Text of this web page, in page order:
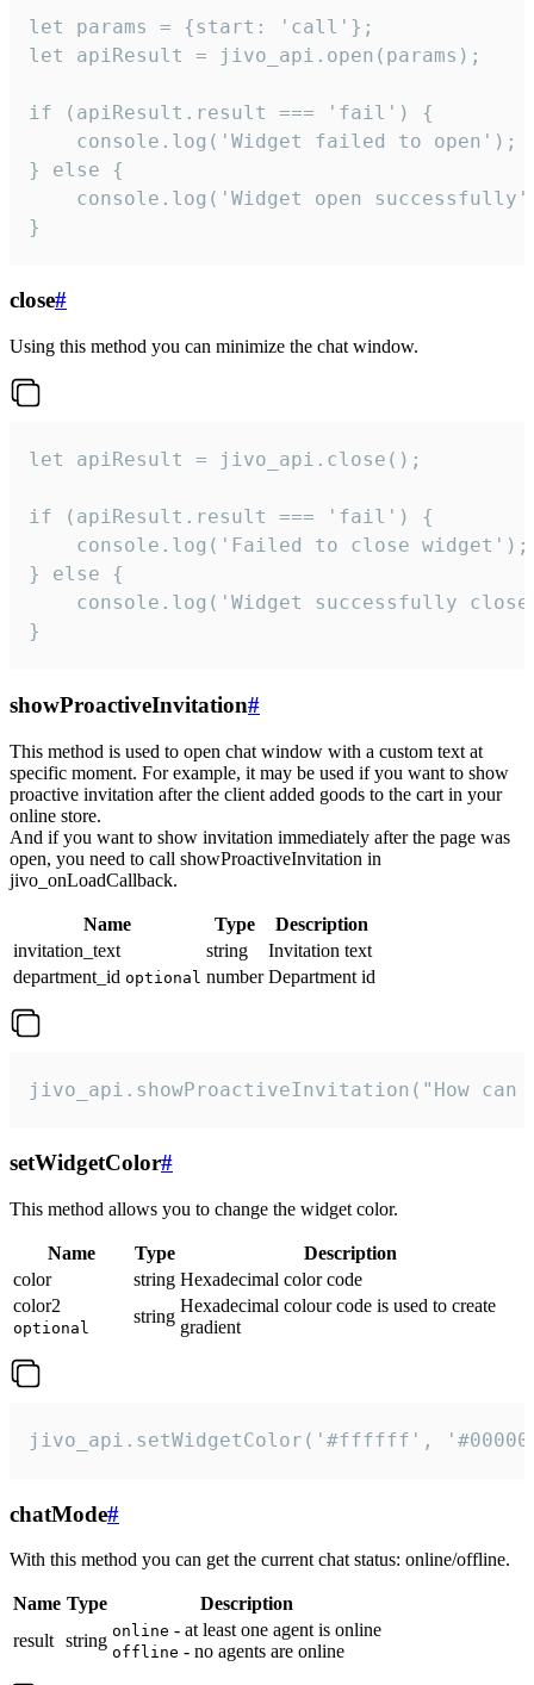
let params = {start: 'call'};
let apiResult = jivo_api.open(params);
if (apiResult.result === 'fail') {
    console.log('Widget failed to open');
} else {
console.log('Widget open
}
close#
Using this method you can minimize the chat window.
let apiResult = jivo_api.close();
if (apiResult.result === 'fail') {
    console.log('Failed to close widget');
} else {
console.log('Widget successfully
}
showProactiveInvitation#
This method is used to open chat window with a custom text at
specific moment. For example, it may be used if you want to show
proactive invitation after the client added goods to the cart in your
online store.
And if you want to show invitation immediately after the page was
open, you need to call showProactiveInvitation in
jivo_onLoadCallback.
Name Type
Description
invitation_text
string
Invitation text
department_id optional number Department id
jivo_api.showProactiveInvitation("How
setWidgetColor#
This method allows you to change the widget color.
Name Type
Description
color
string Hexadecimal color code
color2
optional
string
Hexadecimal colour code is used to create
gradient
jivo_api.setWidgetColor('#ffffff',
chatMode#
With this method you can get the current chat status: online/offline.
Name Type
Description
result string online - at least one agent is online
offline - no agents are online